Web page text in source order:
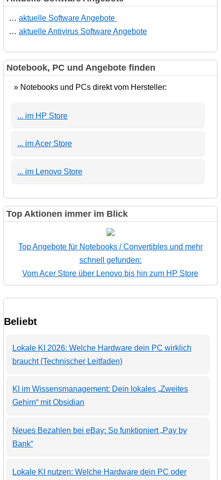
… aktuelle Software Angebote
… aktuelle Antivirus Software Angebote
Notebook, PC und Angebote finden
» Notebooks und PCs direkt vom Hersteller:
... im HP Store
... im Acer Store
... im Lenovo Store
Top Aktionen immer im Blick
Top Angebote für Notebooks / Convertibles und mehr
schnell gefunden:
Vom Acer Store über Lenovo bis hin zum HP Store
Beliebt
Lokale KI 2026: Welche Hardware dein PC wirklich
braucht (Technischer Leitfaden)
KI im Wissensmanagement: Dein lokales „Zweites
Gehirn“ mit Obsidian
Neues Bezahlen bei eBay: So funktioniert „Pay by
Bank“
Lokale KI nutzen: Welche Hardware dein PC oder